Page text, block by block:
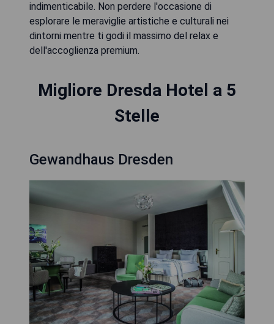
indimenticabile. Non perdere l'occasione di
esplorare le meraviglie artistiche e culturali nei
dintorni mentre ti godi il massimo del relax e
dell'accoglienza premium.
Migliore Dresda Hotel a 5
Stelle
Gewandhaus Dresden